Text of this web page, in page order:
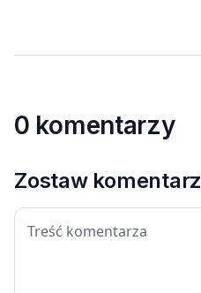
0 komentarzy
Zostaw komentarz